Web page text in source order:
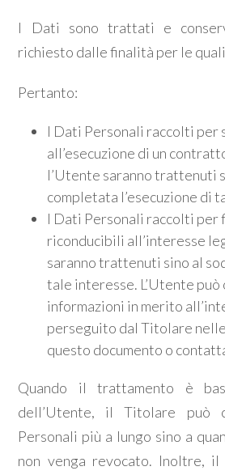
I Dati sono trattati e
richiesto dalle finalità per le
Pertanto:
I Dati Personali raccolti per
all’esecuzione di un
l’Utente saranno trattenuti
completata l’esecuzione di
I Dati Personali raccolti per
riconducibili all’interesse
saranno trattenuti sino al
tale interesse. L’Utente
informazioni in merito
perseguito dal Titolare
questo documento o
Quando il trattamento è
dell’Utente, il Titolare può
Personali più a lungo sino a
non venga revocato. Inoltre,